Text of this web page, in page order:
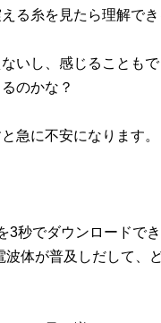
る糸を見たら理解でき
いし、感じることも
のかな？
急に不安になります。
3秒でダウンロードで
波体が普及しだして、